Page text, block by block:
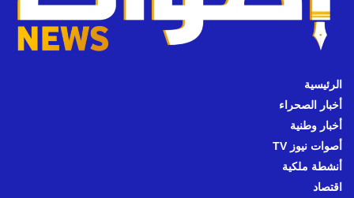
الرئيسية
أخبار الصحراء
أخبار وطنية
أصوات نيوز TV
أنشطة ملكية
اقتصاد